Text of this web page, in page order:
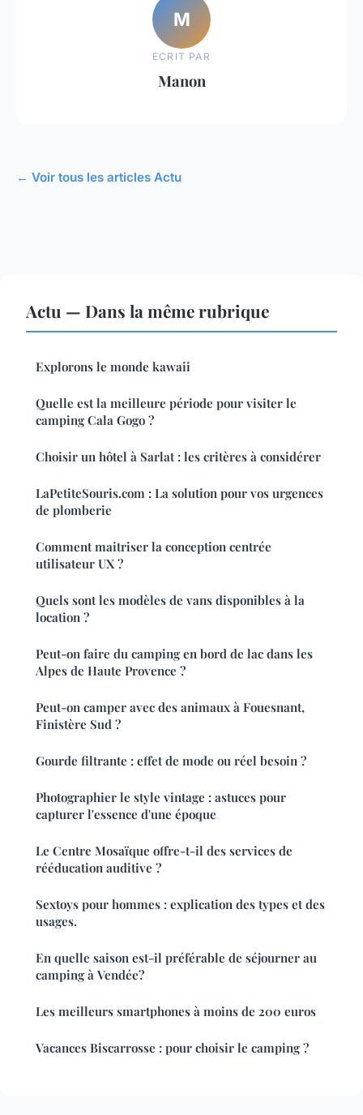
M
ECRIT PAR
Manon
← Voir tous les articles Actu
Actu — Dans la même rubrique
Explorons le monde kawaii
Quelle est la meilleure période pour visiter le
camping Cala Gogo ?
Choisir un hôtel à Sarlat : les critères à considérer
LaPetiteSouris.com : La solution pour vos urgences
de plomberie
Comment maitriser la conception centrée
utilisateur UX ?
Quels sont les modèles de vans disponibles à la
location ?
Peut-on faire du camping en bord de lac dans les
Alpes de Haute Provence ?
Peut-on camper avec des animaux à Fouesnant,
Finistère Sud ?
Gourde filtrante : effet de mode ou réel besoin ?
Photographier le style vintage : astuces pour
capturer l'essence d'une époque
Le Centre Mosaïque offre-t-il des services de
rééducation auditive ?
Sextoys pour hommes : explication des types et des
usages.
En quelle saison est-il préférable de séjourner au
camping à Vendée?
Les meilleurs smartphones à moins de 200 euros
Vacances Biscarrosse : pour choisir le camping ?